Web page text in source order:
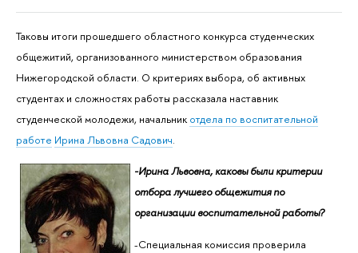
Таковы итоги прошедшего областного конкурса студенческих
общежитий, организованного министерством образования
Нижегородской области. О критериях выбора, об активных
студентах и сложностях работы рассказала наставник
студенческой молодежи, начальник отдела по воспитательной
работе Ирина Львовна Садович.
-Ирина Львовна, каковы были критерии
отбора лучшего общежития по
организации воспитательной работы?
-Специальная комиссия проверила